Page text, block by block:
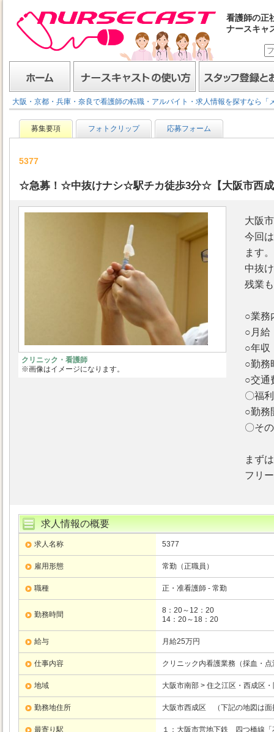
看護師の正
ナースキャ
ホーム ナースキャストの使い方 スタッフ登録とお仕
大阪・京都・兵庫・奈良で看護師の転職・アルバイト・求人情報を探すなら「
募集要項 フォトクリップ 応募フォーム
5377
☆急募！☆中抜けナシ☆駅チカ徒歩3分☆【大阪市西成
クリニック・看護師
※画像はイメージになります。
大阪
今回
ます。
中抜
残業
○業務
○月
○年
○勤
○交
〇福
○勤
〇そ
まず
フリ
求人情報の概要
求人名称 5377
雇用形態 常勤（正職員）
職種 正・准看護師 - 常勤
勤務時間
8：20～12：20
14：20～18：20
給与 月給25万円
仕事内容 クリニック内看護業務（採血・
地域 大阪市南部 > 住之江区・西成区
勤務地住所 大阪市西成区 （下記の地図は面
最寄り駅 １：大阪市営地下鉄 四つ橋線